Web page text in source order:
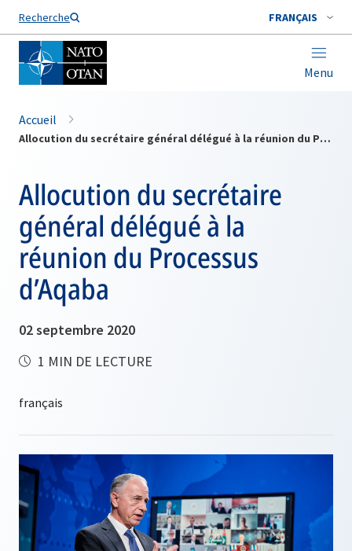
Recherche FRANÇAIS
Menu
Nom de famille*
Accueil
Allocution du secrétaire général délégué à la réunion du Processus d’Aqaba
Allocution du secrétaire
général délégué à la
réunion du Processus
d’Aqaba
02 septembre 2020
1 MIN DE LECTURE